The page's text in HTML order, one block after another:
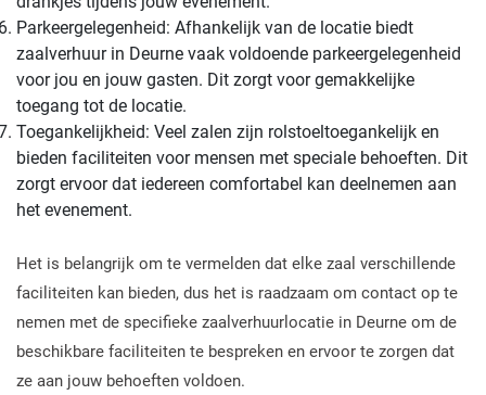
Parkeergelegenheid: Afhankelijk van de locatie biedt
zaalverhuur in Deurne vaak voldoende parkeergelegenheid
voor jou en jouw gasten. Dit zorgt voor gemakkelijke
toegang tot de locatie.
Toegankelijkheid: Veel zalen zijn rolstoeltoegankelijk en
bieden faciliteiten voor mensen met speciale behoeften. Dit
zorgt ervoor dat iedereen comfortabel kan deelnemen aan
het evenement.
Het is belangrijk om te vermelden dat elke zaal verschillende
faciliteiten kan bieden, dus het is raadzaam om contact op te
nemen met de specifieke zaalverhuurlocatie in Deurne om de
beschikbare faciliteiten te bespreken en ervoor te zorgen dat
ze aan jouw behoeften voldoen.